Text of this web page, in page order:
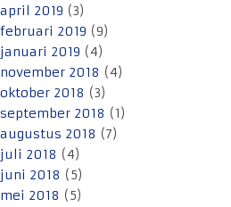
april 2019 (3)
februari 2019 (9)
januari 2019 (4)
november 2018 (4)
oktober 2018 (3)
september 2018 (1)
augustus 2018 (7)
juli 2018 (4)
juni 2018 (5)
mei 2018 (5)